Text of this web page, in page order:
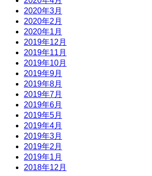
2020年3月
2020年2月
2020年1月
2019年12月
2019年11月
2019年10月
2019年9月
2019年8月
2019年7月
2019年6月
2019年5月
2019年4月
2019年3月
2019年2月
2019年1月
2018年12月